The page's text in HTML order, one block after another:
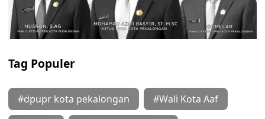
Tag Populer
#dpupr kota pekalongan #Wali Kota Aaf